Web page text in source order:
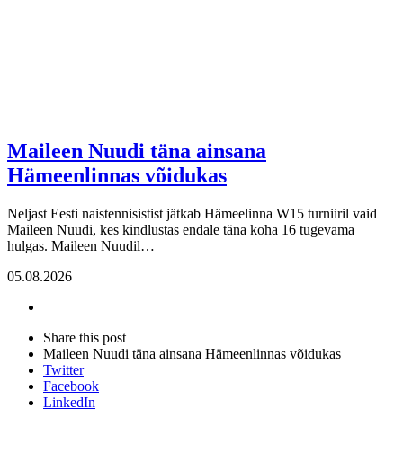
Maileen Nuudi täna ainsana
Hämeenlinnas võidukas
Neljast Eesti naistennisistist jätkab Hämeelinna W15 turniiril vaid
Maileen Nuudi, kes kindlustas endale täna koha 16 tugevama
hulgas. Maileen Nuudil…
05.08.2026
post
Share this postClose
sharing
Maileen Nuudi täna ainsana Hämeenlinnas võidukas
Twitter
Facebook
LinkedIn